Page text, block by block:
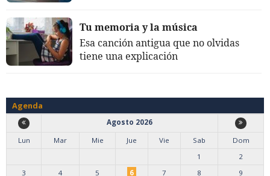
Tu memoria y la música
Esa canción antigua que no olvidas
tiene una explicación
Agenda
Agosto 2026
Lun
Mar Mie Jue Vie Sab
Dom
1
2
3
4 5 6 7 8
9